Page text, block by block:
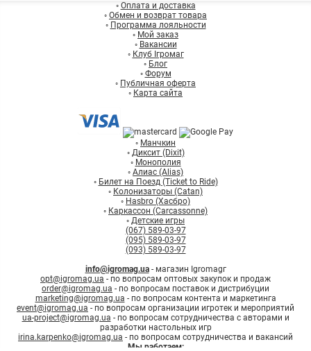
◦ Оплата и доставка
◦ Обмен и возврат товара
◦ Программа лояльности
◦ Мой заказ
◦ Вакансии
◦ Клуб Ігромаг
◦ Блог
◦ Форум
◦ Публичная оферта
◦ Карта сайта
◦ Манчкин
◦ Диксит (Dixit)
◦ Монополия
◦ Алиас (Alias)
◦ Билет на Поезд (Ticket to Ride)
◦ Колонизаторы (Catan)
◦ Hasbro (Хасбро)
◦ Каркассон (Carcassonne)
◦ Детские игры
(067) 589-03-97
(095) 589-03-97
(093) 589-03-97
info@igromag.ua- магазин Igromagг
opt@igromag.ua - по вопросам оптовых закупок и продаж
order@igromag.ua - по вопросам поставок и дистрибуции
marketing@igromag.ua - по вопросам контента и маркетинга
event@igromag.ua - по вопросам организации игротек и мероприятий
ua-project@igromag.ua - по вопросам сотрудничества с авторами и
разработки настольных игр
irina.karpenko@igromag.ua - по вопросам сотрудничества и вакансий
Мы работаем: